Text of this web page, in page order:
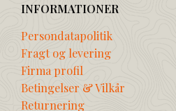
INFORMATIONER
Persondatapolitik
Fragt og levering
Firma profil
Betingelser & Vilkår
Returnering